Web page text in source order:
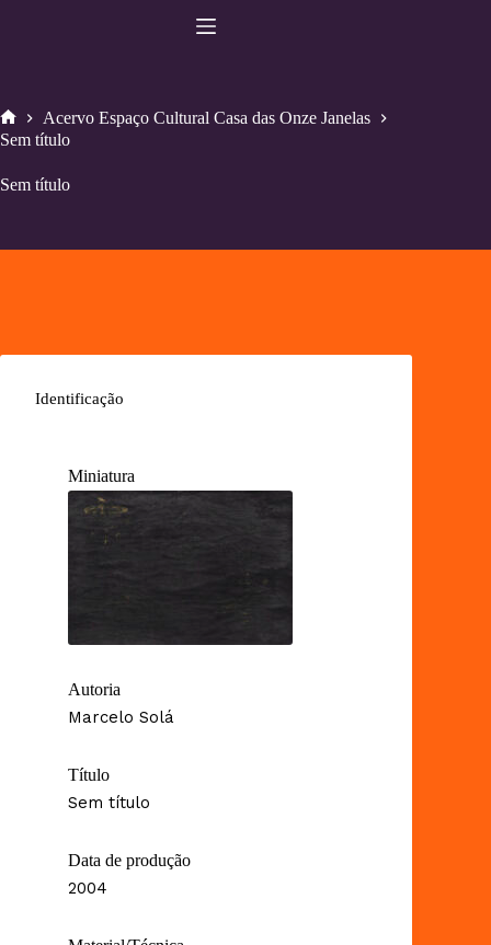
Home
Acervo Espaço Cultural Casa das Onze Janelas
Sem título
Sem título
Identificação
Miniatura
Autoria
Marcelo Solá
Título
Sem título
Data de produção
2004